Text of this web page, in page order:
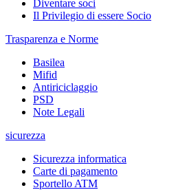
Diventare soci
Il Privilegio di essere Socio
Trasparenza e Norme
Basilea
Mifid
Antiriciclaggio
PSD
Note Legali
sicurezza
Sicurezza informatica
Carte di pagamento
Sportello ATM